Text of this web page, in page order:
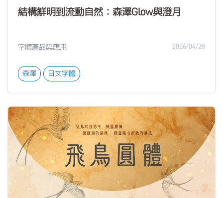
結構鮮明到流動自然：森澤Glow與澄月
字體產品與應用 2026/04/28
森澤 日文字體